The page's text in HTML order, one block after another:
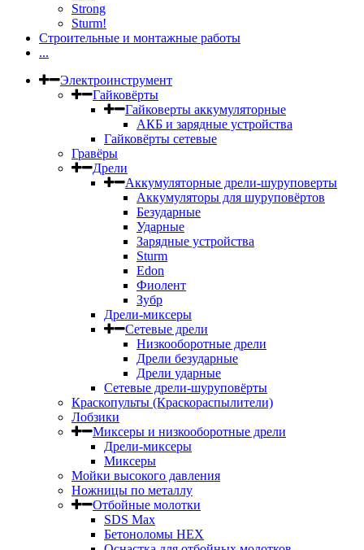
Strong
Sturm!
Строительные и монтажные работы
...
Электроинструмент
Гайковёрты
Гайковерты аккумуляторные
АКБ и зарядные устройства
Гайковёрты сетевые
Гравёры
Дрели
Аккумуляторные дрели-шуруповерты
Аккумуляторы для шуруповёртов
Безударные
Ударные
Зарядные устройства
Sturm
Edon
Фиолент
Зубр
Дрели-миксеры
Сетевые дрели
Низкооборотные дрели
Дрели безударные
Дрели ударные
Сетевые дрели-шуруповёрты
Краскопульты (Краскораспылители)
Лобзики
Миксеры и низкооборотные дрели
Дрели-миксеры
Миксеры
Мойки высокого давления
Ножницы по металлу
Отбойные молотки
SDS Max
Бетоноломы HEX